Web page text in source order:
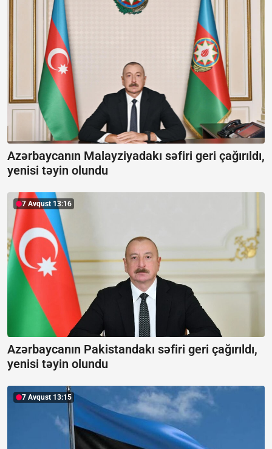
Azərbaycanın Malayziyadakı səfiri geri çağırıldı,
yenisi təyin olundu
7 Avqust 13:16
Azərbaycanın Pakistandakı səfiri geri çağırıldı,
yenisi təyin olundu
7 Avqust 13:15